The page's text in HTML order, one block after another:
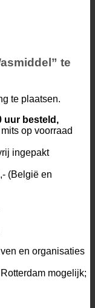
te
te plaatsen.
uur besteld,
mits op voorraad
ingepakt
(België en
en organisaties
mogelijk;